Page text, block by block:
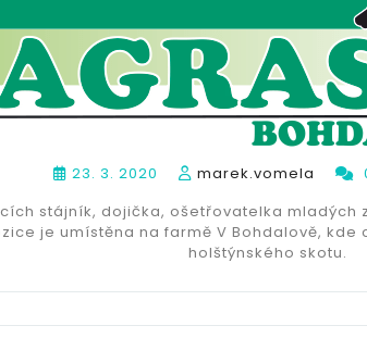
23. 3. 2020 marek.vomela
stájník, dojička, ošetřovatelka mladých
je umístěna na farmě V Bohdalově,
holštýnského skotu.